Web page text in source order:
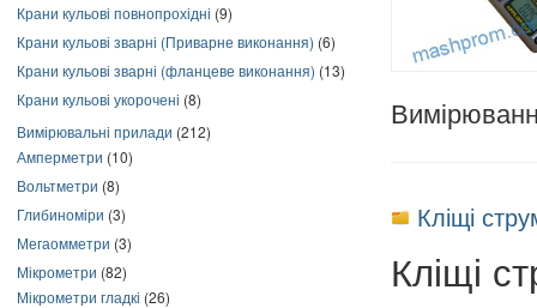
Крани кульові повнопрохідні (9)
Крани кульові зварні (Приварне виконання) (6)
Крани кульові зварні (фланцеве виконання) (13)
Крани кульові укорочені (8)
Вимірювальні прилади (212)
Амперметри (10)
Вольтметри (8)
Глибиноміри (3)
Мегаомметри (3)
Мікрометри (82)
Мікрометри гладкі (26)
Кліщі
Кліщі